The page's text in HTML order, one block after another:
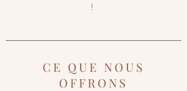
!
CE QUE NOUS
OFFRONS